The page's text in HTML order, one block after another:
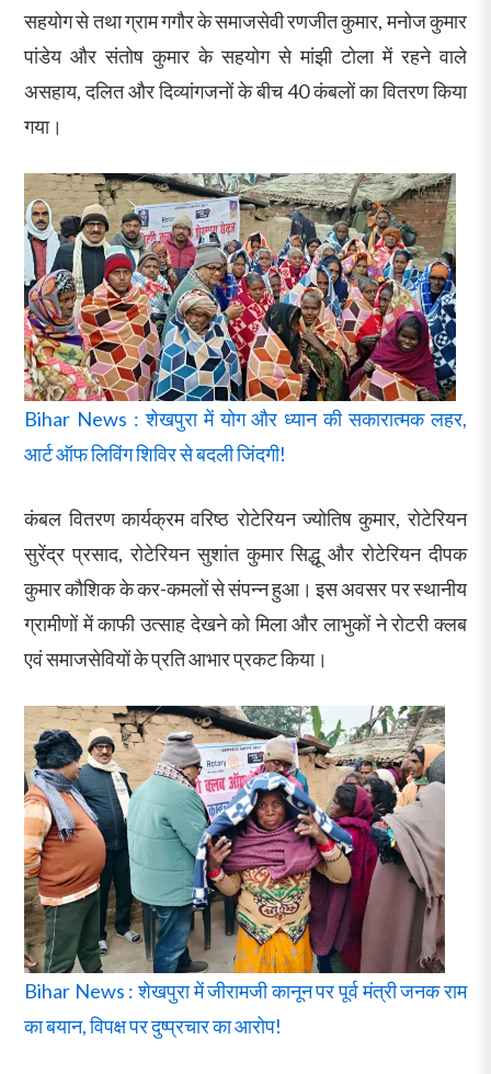
सहयोग से तथा ग्राम गगौर के समाजसेवी रणजीत कुमार, मनोज कुमार
पांडेय और संतोष कुमार के सहयोग से मांझी टोला में रहने वाले
असहाय, दलित और दिव्यांगजनों के बीच 40 कंबलों का वितरण किया
गया।
Bihar News : शेखपुरा में योग और ध्यान की सकारात्मक लहर,
आर्ट ऑफ लिविंग शिविर से बदली जिंदगी!
कंबल वितरण कार्यक्रम वरिष्ठ रोटेरियन ज्योतिष कुमार, रोटेरियन
सुरेंद्र प्रसाद, रोटेरियन सुशांत कुमार सिद्धू और रोटेरियन दीपक
कुमार कौशिक के कर-कमलों से संपन्न हुआ। इस अवसर पर स्थानीय
ग्रामीणों में काफी उत्साह देखने को मिला और लाभुकों ने रोटरी क्लब
एवं समाजसेवियों के प्रति आभार प्रकट किया।
Bihar News : शेखपुरा में जीरामजी कानून पर पूर्व मंत्री जनक राम
का बयान, विपक्ष पर दुष्प्रचार का आरोप!